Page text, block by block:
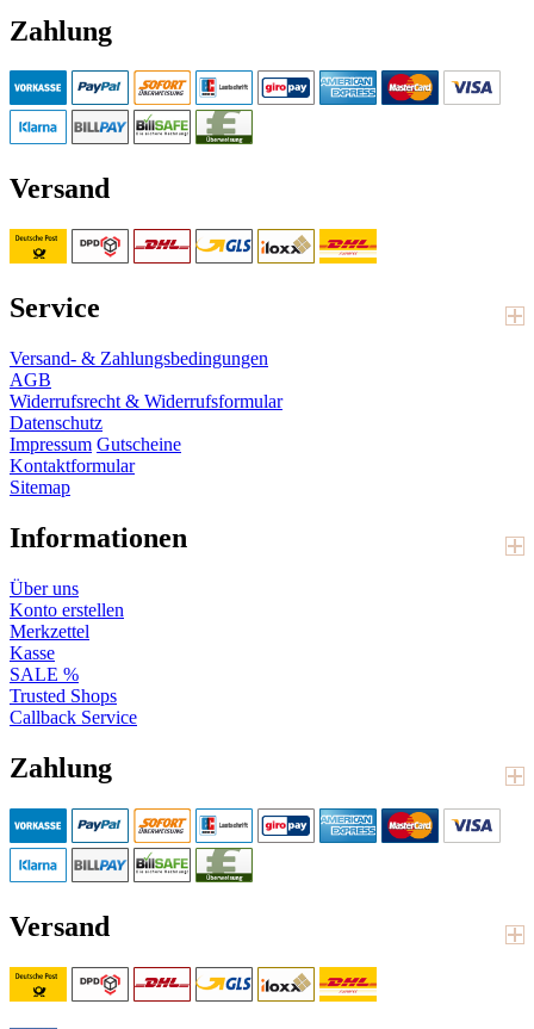
Zahlung
Versand
Service
Versand- & Zahlungsbedingungen
AGB
Widerrufsrecht & Widerrufsformular
Datenschutz
Impressum Gutscheine
Kontaktformular
Sitemap
Informationen
Über uns
Konto erstellen
Merkzettel
Kasse
SALE %
Trusted Shops
Callback Service
Zahlung
Versand